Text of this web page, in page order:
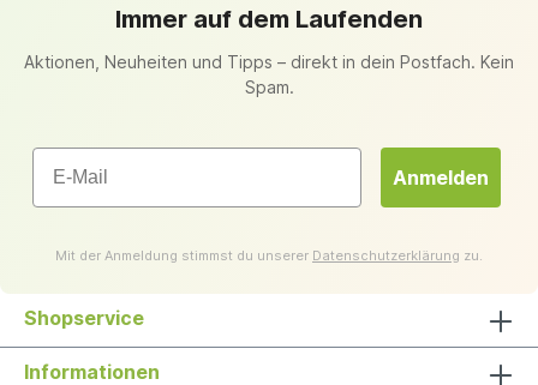
Immer auf dem Laufenden
Aktionen, Neuheiten und Tipps – direkt in dein Postfach. Kein
Spam.
Email
Anmelden
Mit der Anmeldung stimmst du unserer Datenschutzerklärung zu.
Shopservice
Informationen